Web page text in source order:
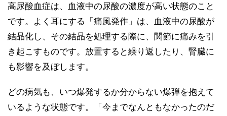
高尿酸血症は、血液中の尿酸の濃度が高い状態のこと
です。よく耳にする「痛風発作」は、血液中の尿酸が
結晶化し、その結晶を処理する際に、関節に痛みを引
き起こすものです。放置すると繰り返したり、腎臓に
も影響を及ぼします。
どの病気も、いつ爆発するか分からない爆弾を抱えて
いるような状態です。「今までなんともなかったのだ